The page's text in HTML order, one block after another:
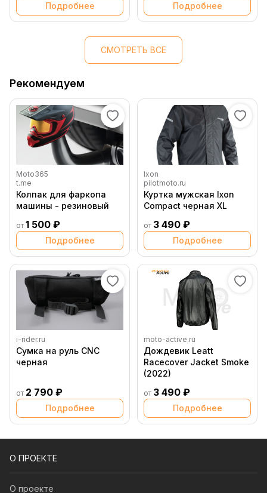
Подробнее Подробнее
СМОТРЕТЬ ВСЕ
Рекомендуем
Moto365
t.me
Колпак для фаркопа
машины - резиновый
от 1 500 ₽
Подробнее
Ixon
pilotmoto.ru
Куртка мужская Ixon
Compact черная XL
от 3 490 ₽
Подробнее
i-rider.ru
Сумка на руль CNC
черная
от 2 790 ₽
Подробнее
moto-active.ru
Дождевик Leatt
Racecover Jacket Smoke
(2022)
от 3 490 ₽
Подробнее
О ПРОЕКТЕ
О проекте